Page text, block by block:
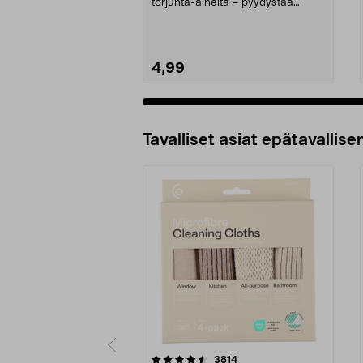
torjunta-aineita – pyydystää
4,99
Tavalliset asiat
3814arvostelut
4.5viidestä